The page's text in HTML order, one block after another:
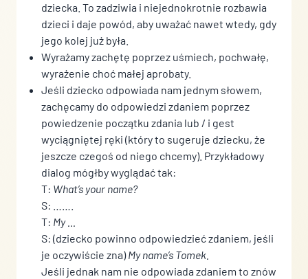
dziecka. To zadziwia i niejednokrotnie rozbawia
dzieci i daje powód, aby uważać nawet wtedy, gdy
jego kolej już była.
Wyrażamy zachętę poprzez uśmiech, pochwałę,
wyrażenie choć małej aprobaty.
Jeśli dziecko odpowiada nam jednym słowem,
zachęcamy do odpowiedzi zdaniem poprzez
powiedzenie początku zdania lub / i gest
wyciągniętej ręki (który to sugeruje dziecku, że
jeszcze czegoś od niego chcemy). Przykładowy
dialog mógłby wyglądać tak:
T: What’s your name?
S: …….
T: My …
S: (dziecko powinno odpowiedzieć zdaniem, jeśli
je oczywiście zna)My name’s Tomek.
Jeśli jednak nam nie odpowiada zdaniem to znów